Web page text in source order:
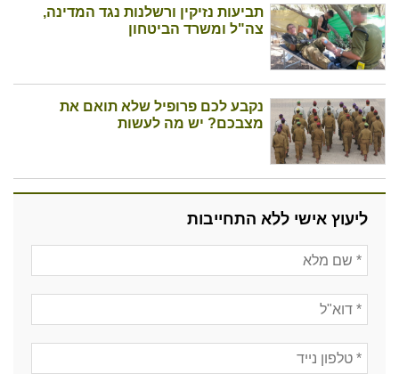
תביעות נזיקין ורשלנות נגד המדינה,
צה"ל ומשרד הביטחון
נקבע לכם פרופיל שלא תואם את
מצבכם? יש מה לעשות
ליעוץ אישי ללא התחייבות